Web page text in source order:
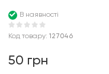
В наявності
Код товару: 127046
50 грн